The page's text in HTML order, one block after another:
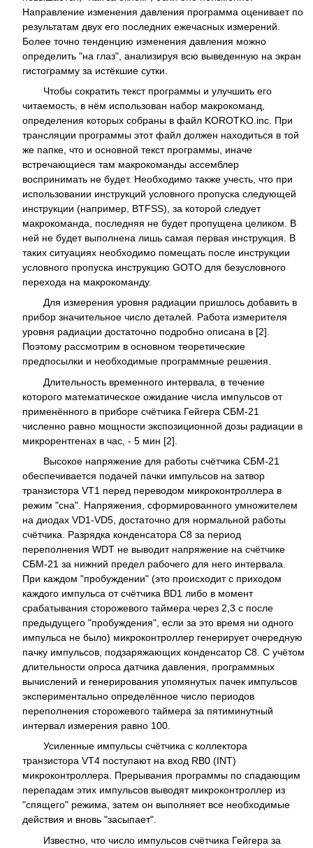
Направление изменения давления программа оценивает по
результатам двух его последних ежечасных измерений.
Более точно тенденцию изменения давления можно
определить "на глаз", анализируя всю выведенную на экран
гистограмму за истёкшие сутки.
Чтобы сократить текст программы и улучшить его
читаемость, в нём использован набор макрокоманд,
определения которых собраны в файл KOROTKO.inc. При
трансляции программы этот файл должен находиться в той
же папке, что и основной текст программы, иначе
встречающиеся там макрокоманды ассемблер
воспринимать не будет. Необходимо также учесть, что при
использовании инструкций условного пропуска следующей
инструкции (например, BTFSS), за которой следует
макрокоманда, последняя не будет пропущена целиком. В
ней не будет выполнена лишь самая первая инструкция. В
таких ситуациях необходимо помещать после инструкции
условного пропуска инструкцию GOTO для безусловного
перехода на макрокоманду.
Для измерения уровня радиации пришлось добавить в
прибор значительное число деталей. Работа измерителя
уровня радиации достаточно подробно описана в [2].
Поэтому рассмотрим в основном теоретические
предпосылки и необходимые программные решения.
Длительность временного интервала, в течение
которого математическое ожидание числа импульсов от
применённого в приборе счётчика Гейгера СБМ-21
численно равно мощности экспозиционной дозы радиации в
микрорентгенах в час, - 5 мин [2].
Высокое напряжение для работы счётчика СБМ-21
обеспечивается подачей пачки импульсов на затвор
транзистора VT1 перед переводом микроконтроллера в
режим "сна". Напряжения, сформированного умножителем
на диодах VD1-VD5, достаточно для нормальной работы
счётчика. Разрядка конденсатора C8 за период
переполнения WDT не выводит напряжение на счётчике
СБМ-21 за нижний предел рабочего для него интервала.
При каждом "пробуждении" (это происходит с приходом
каждого импульса от счётчика BD1 либо в момент
срабатывания сторожевого таймера через 2,3 с после
предыдущего "пробуждения", если за это время ни одного
импульса не было) микроконтроллер генерирует очередную
пачку импульсов, подзаряжающих конденсатор C8. С учётом
длительности опроса датчика давления, программных
вычислений и генерирования упомянутых пачек импульсов
экспериментально определённое число периодов
переполнения сторожевого таймера за пятиминутный
интервал измерения равно 100.
Усиленные импульсы счётчика с коллектора
транзистора VT4 поступают на вход RB0 (INT)
микроконтроллера. Прерывания программы по спадающим
перепадам этих импульсов выводят микроконтроллер из
"спящего" режима, затем он выполняет все необходимые
действия и вновь "засыпает".
Известно, что число импульсов счётчика Гейгера за